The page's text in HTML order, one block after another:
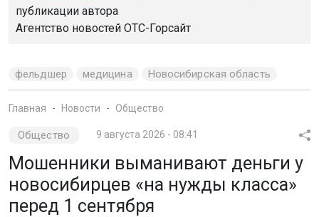
публикации автора
Агентство новостей ОТС-Горсайт
фельдшер медицина Новосибирская область
Главная Новости Общество
Общество 9 августа 2026 - 08:41
Мошенники выманивают деньги у
новосибирцев «на нужды класса»
перед 1 сентября